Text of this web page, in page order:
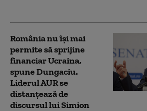
România nu își mai
permite să sprijine
financiar Ucraina,
spune Dungaciu.
Liderul AUR se
distanțează de
discursul lui Simion